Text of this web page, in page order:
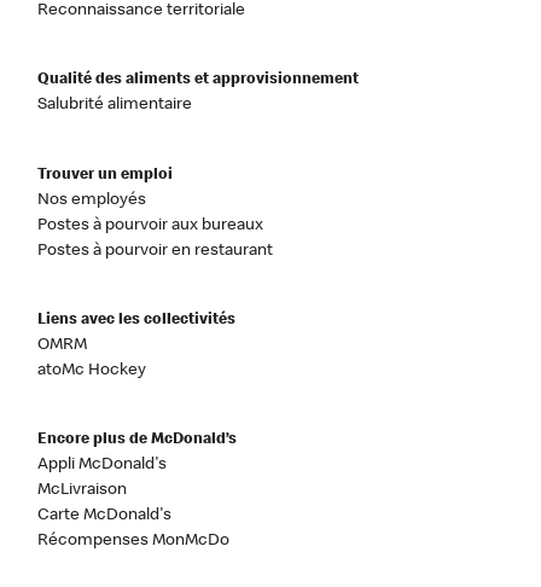
Reconnaissance territoriale
Qualité des aliments et approvisionnement
Salubrité alimentaire
Trouver un emploi
Nos employés
Postes à pourvoir aux bureaux
Postes à pourvoir en restaurant
Liens avec les collectivités
OMRM
atoMc Hockey
Encore plus de McDonald’s
Appli McDonald's
McLivraison
Carte McDonald's
Récompenses MonMcDo